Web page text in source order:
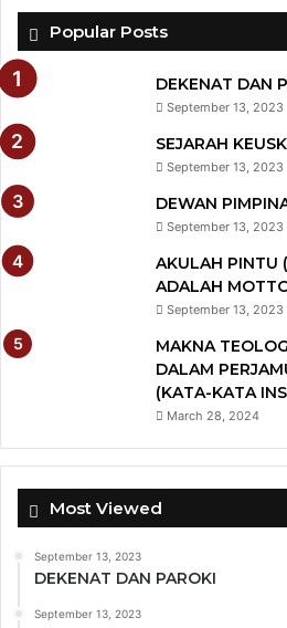
Popular Posts
DEKENAT DAN
September 13, 2023
SEJARAH
September 13, 2023
DEWAN
September 13, 2023
AKULAH PINTU
ADALAH
September 13, 2023
MAKNA
DALAM
(KATA-KATA
March 28, 2024
Most Viewed
September 13, 2023
DEKENAT DAN PAROKI
September 13, 2023